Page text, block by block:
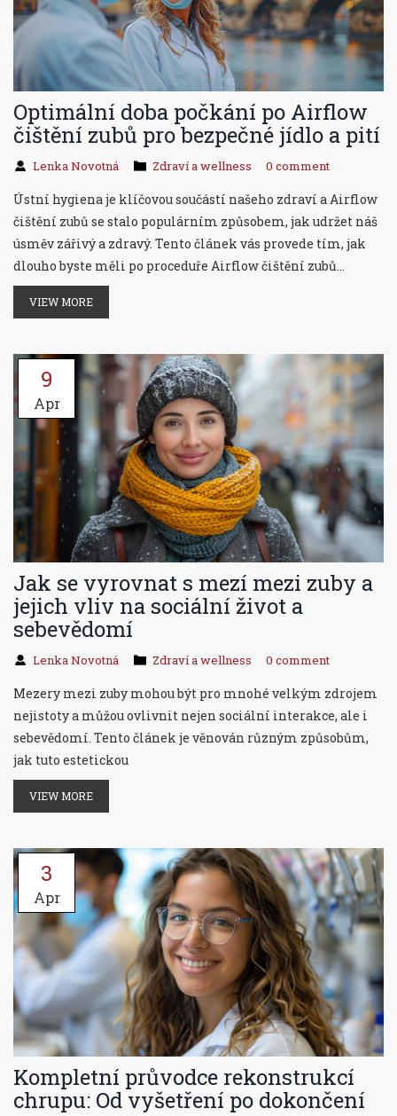
Optimální doba počkání po Airflow
čištění zubů pro bezpečné jídlo a pití
Lenka Novotná Zdraví a wellness 0 comment
Ústní hygiena je klíčovou součástí našeho zdraví a Airflow
čištění zubů se stalo populárním způsobem, jak udržet náš
úsměv zářivý a zdravý. Tento článek vás provede tím, jak
dlouho byste měli po proceduře Airflow čištění zubů
vyhnout jídlu a pití. Zodpovíme vaše nejčastější otázky a
poskytneme vám tipy, jak maximalizovat výhody této
VIEW MORE
9
Apr
Jak se vyrovnat s mezí mezi zuby a
jejich vliv na sociální život a
sebevědomí
Lenka Novotná Zdraví a wellness 0 comment
Mezery mezi zuby mohou být pro mnohé velkým zdrojem
nejistoty a můžou ovlivnit nejen sociální interakce, ale i
sebevědomí. Tento článek je věnován různým způsobům,
jak tuto estetickou
VIEW MORE
3
Apr
Kompletní průvodce rekonstrukcí
chrupu: Od vyšetření po dokončení